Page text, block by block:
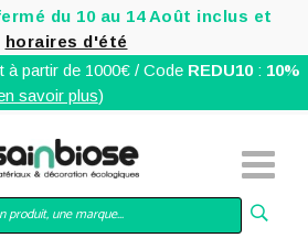
du 10 au 14 Août inclus et
horaires d'été
à partir de 1000€ / Code REDU10: 10%
savoir plus)